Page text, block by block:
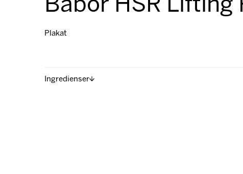
Babor HSR Lifting
Plakat
Ingredienser